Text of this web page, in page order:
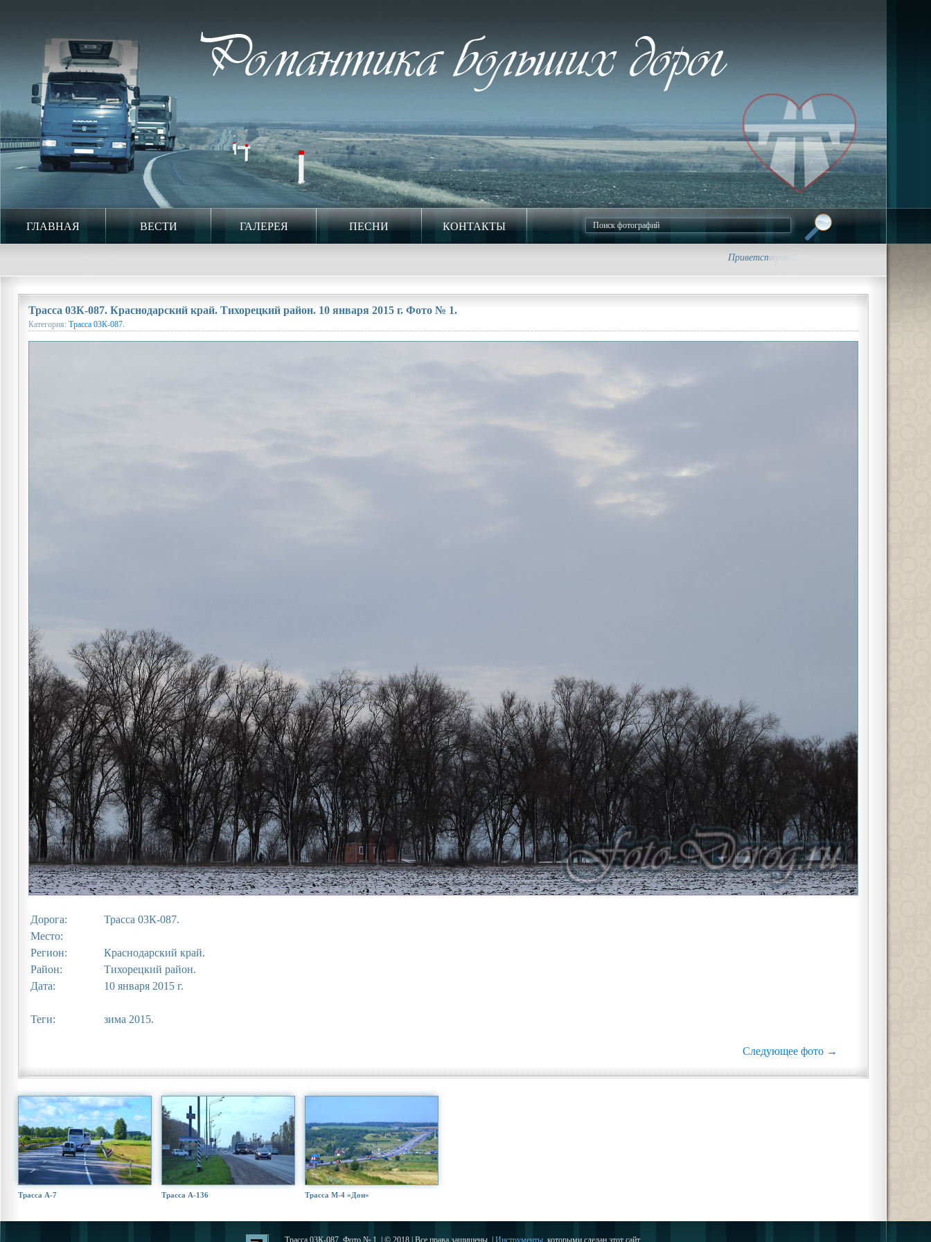
ГЛАВНАЯ ВЕСТИ ГАЛЕРЕЯ ПЕСНИ КОНТАКТЫ
Приветствуем Вас на сайте foto-dorog.ru. •
Трасса 03К-087. Краснодарский край. Тихорецкий район. 10 января 2015 г. Фото № 1.
Категория: Трасса 03К-087.
Дорога:
Трасса 03К-087.
Место:
Регион:
Краснодарский край.
Район:
Тихорецкий район.
Дата:
10 января 2015 г.
Теги: зима 2015.
Следующее фото →
Трасса А-7 Трасса А-136 Трасса М-4 «Дон»
Трасса 03К-087. Фото № 1. | © 2018 | Все права защищены. | Инструменты, которыми сделан этот сайт.